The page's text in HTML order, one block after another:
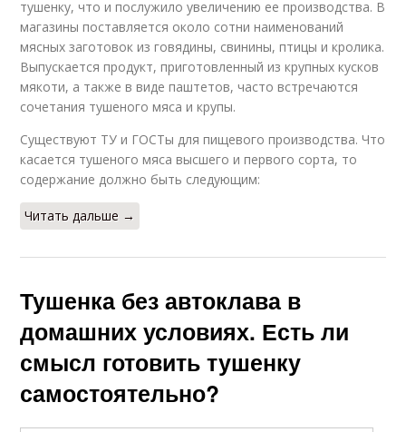
тушенку, что и послужило увеличению ее производства. В
магазины поставляется около сотни наименований
мясных заготовок из говядины, свинины, птицы и кролика.
Выпускается продукт, приготовленный из крупных кусков
мякоти, а также в виде паштетов, часто встречаются
сочетания тушеного мяса и крупы.
Существуют ТУ и ГОСТы для пищевого производства. Что
касается тушеного мяса высшего и первого сорта, то
содержание должно быть следующим:
Читать дальше →
Тушенка без автоклава в
домашних условиях. Есть ли
смысл готовить тушенку
самостоятельно?